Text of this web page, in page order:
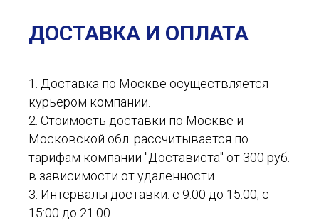
ДОСТАВКА И ОПЛАТА
1. Доставка по Москве осуществляется
курьером компании.
2. Стоимость доставки по Москве и
Московской обл. рассчитывается по
тарифам компании "Достависта" от 300 руб.
в зависимости от удаленности
3. Интервалы доставки: с 9:00 до 15:00, с
15:00 до 21:00